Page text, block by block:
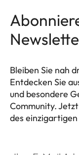
Bleiben Sie nah
Entdecken Sie
und besondere
Community.
des